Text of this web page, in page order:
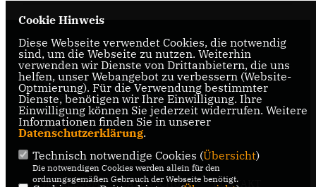
Informationen über den CDU-
Landtagsabgeordneten Raphael Tigges für den
Wahlkreis 95 - Gütersloh II, Gütersloh,
Harsewinkel, Herzenbrock-Clarholz
IMPRESSUM DATENSCHUTZ KONTAKT
Cookie Hinweis
Diese Webseite verwendet Cookies, die notwendig
sind, um die Webseite zu nutzen. Weiterhin
verwenden wir Dienste von Drittanbietern, die uns
helfen, unser Webangebot zu verbessern (Website-
Optmierung). Für die Verwendung bestimmter
Dienste, benötigen wir Ihre Einwilligung. Ihre
Einwilligung können Sie jederzeit widerrufen. Weitere
Informationen finden Sie in unserer
Datenschutzerklärung.
Technisch notwendige Cookies (Übersicht)
Die notwendigen Cookies werden allein für den
ordnungsgemäßen Gebrauch der Webseite benötigt.